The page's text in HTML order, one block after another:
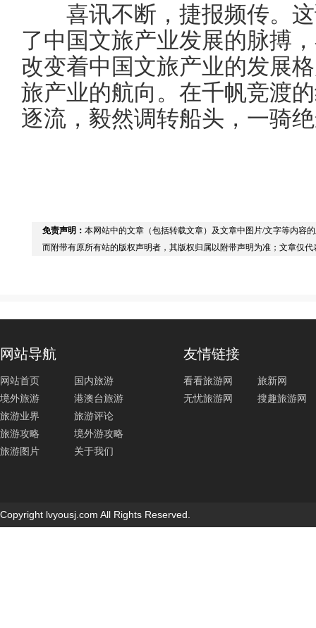
喜讯不断，捷报频传。这
了中国文旅产业发展的脉搏
改变着中国文旅产业的发展
旅产业的航向。在千帆竞渡
逐流，毅然调转船头，一骑
免责声明： 本网站中的文章（包括转载文章）及文章中图片/文字等内容
而附带有原所有站的版权声明者，其版权归属以附带声明为准；文章仅
网站导航
网站首页
国内旅游
境外旅游
港澳台旅游
旅游业界
旅游评论
旅游攻略
境外游攻略
旅游图片
关于我们
友情链接
看看旅游网
旅新网
无忧旅游网
搜趣旅游网
Copyright lvyousj.com All Rights Reserved.